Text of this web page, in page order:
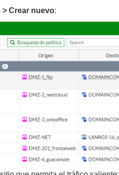
Crear nuevo: